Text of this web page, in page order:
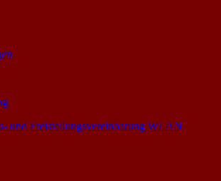
und Freistellungsvereinbarung WLAN